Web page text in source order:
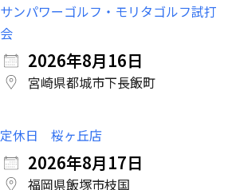
サンパワーゴルフ・モリタゴルフ試打
会
2026年8月16日
宮崎県都城市下長飯町
定休日 桜ヶ丘店
2026年8月17日
福岡県飯塚市枝国